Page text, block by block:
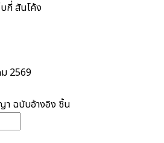
กี่ สันโค้ง
2569
า ฉบับอ้างอิง ชิ้น